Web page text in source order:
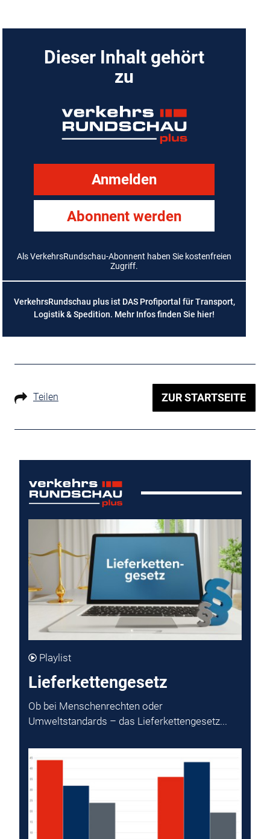
Dieser Inhalt gehört
zu
Anmelden
Abonnent werden
Als VerkehrsRundschau-Abonnent haben Sie kostenfreien
Zugriff.
VerkehrsRundschau plus ist DAS Profiportal für Transport,
Logistik & Spedition. Mehr Infos finden Sie hier!
Teilen ZUR STARTSEITE
Playlist
Lieferkettengesetz
Ob bei Menschenrechten oder
Umweltstandards – das Lieferkettengesetz...